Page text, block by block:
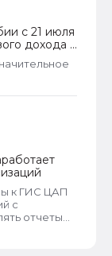
с 21 июля
дохода и
по месту
к ГИС ЦАП
с
отчеты